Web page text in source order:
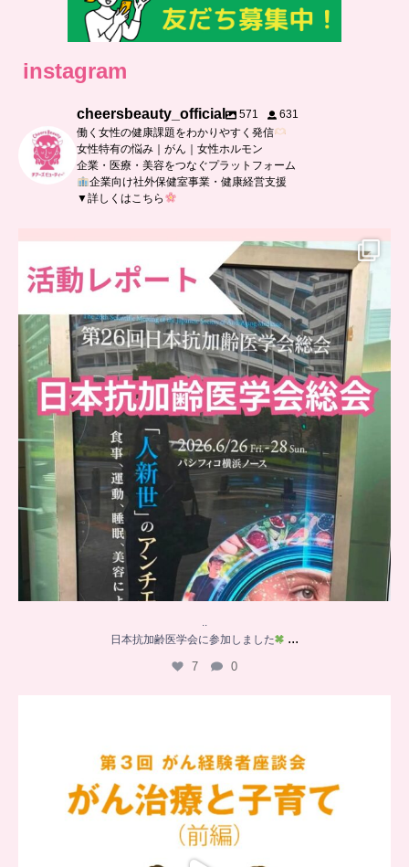
instagram
cheersbeauty_official 571
631
働く女性の健康課題をわかりやすく発信
女性特有の悩み｜がん｜女性ホルモン
企業・医療・美容をつなぐプラットフォーム
企業向け社外保健室事業・健康経営支援
▼詳しくはこちら
..
日本抗加齢医学会に参加しました
0
..
日本抗加齢医学会に参加しました
...
7 0